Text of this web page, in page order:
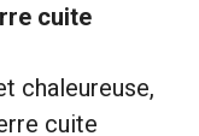
cuite
chaleureuse,
cuite